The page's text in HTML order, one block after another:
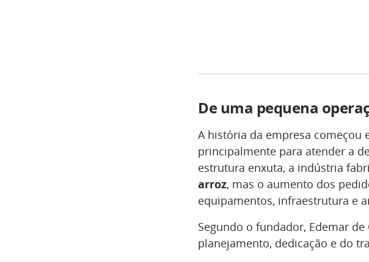
De uma pequena
A história da empresa começou
principalmente para atender a
estrutura enxuta, a indústria
arroz, mas o aumento dos
equipamentos, infraestrutura e
Segundo o fundador, Edemar
planejamento, dedicação e do